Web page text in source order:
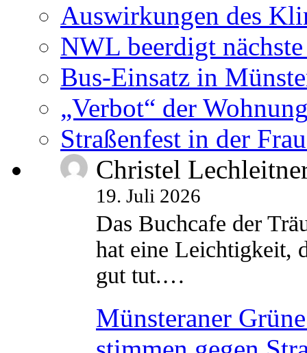
Auswirkungen des
NWL beerdigt
Bus-Einsatz in
„Verbot“ der
Straßenfest in der
Christel
19. Juli 2026
Das Buchcafe der
hat eine Leichtigkeit,
gut tut.…
Münsteraner